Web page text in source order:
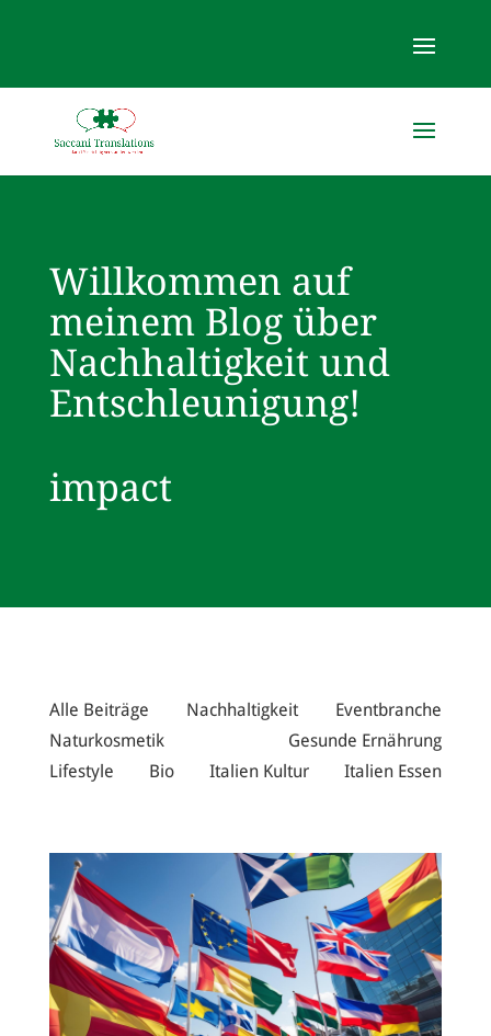
Willkommen auf
meinem Blog über
Nachhaltigkeit und
Entschleunigung!
impact
Alle Beiträge Nachhaltigkeit
Eventbranche
Naturkosmetik
Gesunde Ernährung
Lifestyle
Bio Italien Kultur Italien Essen